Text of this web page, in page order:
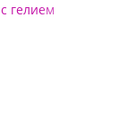
гелием